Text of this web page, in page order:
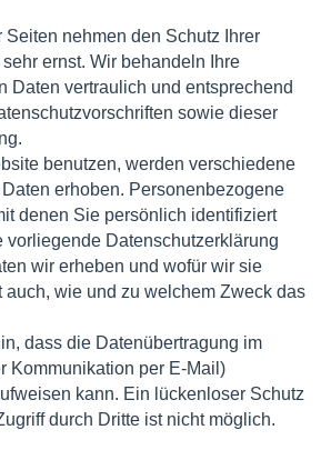
Seiten nehmen den Schutz Ihrer
ernst. Wir behandeln Ihre
Daten vertraulich und entsprechend
sowie dieser
benutzen, werden verschiedene
erhoben. Personenbezogene
denen Sie persönlich identifiziert
vorliegende Datenschutzerklärung
wir erheben und wofür wir sie
auch, wie und zu welchem Zweck das
dass die Datenübertragung im
Kommunikation per E-Mail)
kann. Ein lückenloser Schutz
durch Dritte ist nicht möglich.